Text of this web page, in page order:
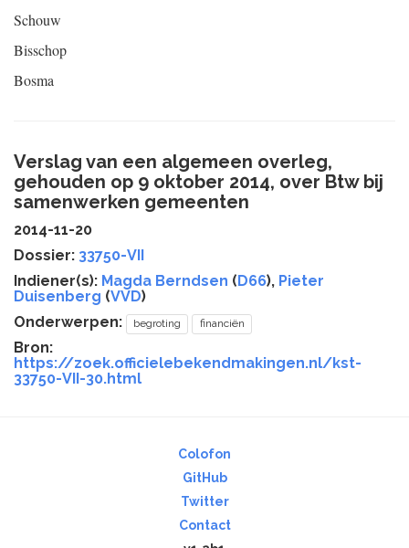
Schouw
Bisschop
Bosma
Verslag van een algemeen overleg,
gehouden op 9 oktober 2014, over Btw bij
samenwerken gemeenten
2014-11-20
Dossier: 33750-VII
Indiener(s): Magda Berndsen (D66), Pieter
Duisenberg (VVD)
Onderwerpen:
begroting financiën
Bron:
https://zoek.officielebekendmakingen.nl/kst-
33750-VII-30.html
Colofon
GitHub
Twitter
Contact